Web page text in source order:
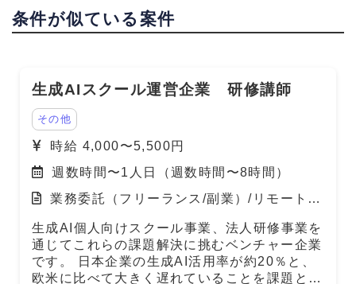
条件が似ている案件
生成AIスクール運営企業 研修講師
その他
時給 4,000〜5,500円
週数時間〜1人日（週数時間〜8時間）
業務委託（フリーランス/副業）/リモート
生成AI個人向けスクール事業、法人研修事業を
通じてこれらの課題解決に挑むベンチャー企業
です。 日本企業の生成AI活用率が約20％と、
欧米に比べて大きく遅れていることを課題と捉